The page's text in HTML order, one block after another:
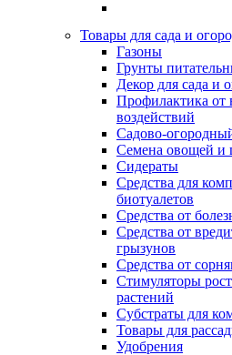
Товары для сада и
Газоны
Грунты
Декор для сада и
Профилактика от
воздействий
Садово-
Семена овощей и
Сидераты
Средства для
биотуалетов
Средства от
Средства от
грызунов
Средства от
Стимуляторы
растений
Субстраты для
Товары для
Удобрения